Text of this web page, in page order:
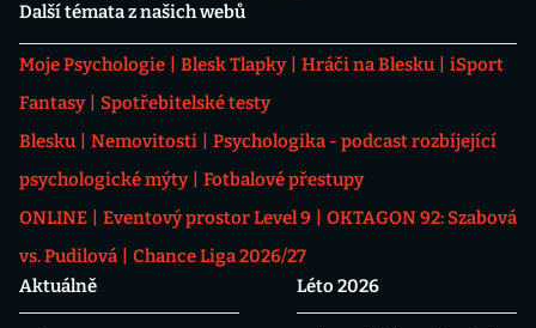
Další témata z našich webů
Moje Psychologie Blesk Tlapky Hráči na Blesku
iSport
Fantasy
Spotřebitelské testy
Blesku
Nemovitosti
Psychologika - podcast rozbíjející
psychologické mýty
Fotbalové přestupy
ONLINE
Eventový prostor Level 9
OKTAGON 92: Szabová
vs. Pudilová
Chance Liga 2026/27
Aktuálně
Léto 2026